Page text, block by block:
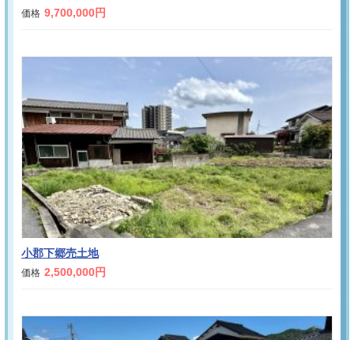
価格 9,700,000円
小郡下郷売土地
価格 2,500,000円